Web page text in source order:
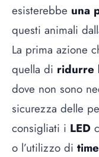
esisterebbe una
questi animali
La prima azione
quella di ridurre
dove non sono
sicurezza delle
consigliati i LED
o l’utilizzo di